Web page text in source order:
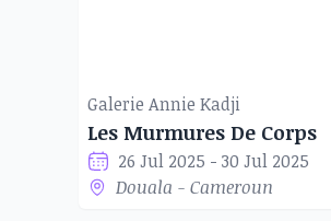
Galerie Annie Kadji
Les Murmures De Corps
26 Jul 2025 - 30 Jul 2025
Douala - Cameroun